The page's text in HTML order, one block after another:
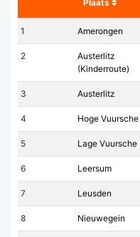
Plaats
1 Amerongen
2
Austerlitz
(Kinderroute)
3 Austerlitz
4 Hoge Vuursche
5 Lage Vuursche
6 Leersum
7 Leusden
8 Nieuwegein